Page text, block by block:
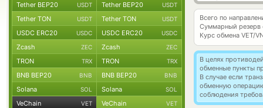
Всего по
Суммарный резерв
Курс обмена VET/
В целях
обменные пункты
В случае если
обменную
соблюдения
Tether BEP20 USDT Tether BEP20 USDT
Tether TON USDT Tether TON USDT
USDC ERC20 USDC USDC ERC20 USDC
Zcash ZEC Zcash ZEC
TRON TRX TRON TRX
BNB BEP20 BNB BNB BEP20 BNB
Solana SOL Solana SOL
VeChain VET VeChain VET